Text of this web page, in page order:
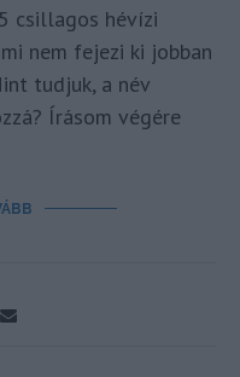
csillagos hévízi
nem fejezi ki jobban
tudjuk, a név
Írásom végére